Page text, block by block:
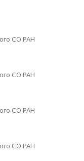
СО РАН
СО РАН
СО РАН
СО РАН